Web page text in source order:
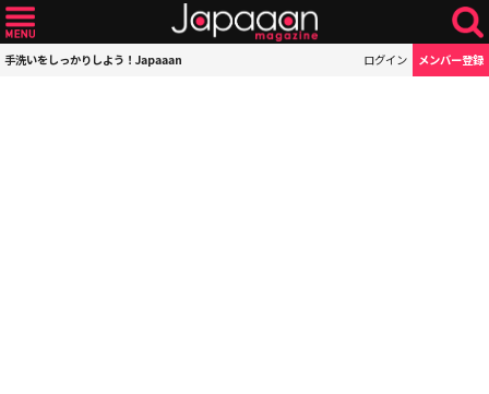
手洗いをしっかりしよう！Japaaan ログイン メンバー登録